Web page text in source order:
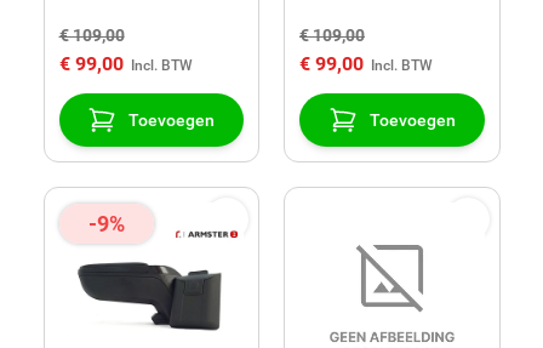
€ 109,00
€ 99,00
Toevoegen
€ 109,00
€ 99,00
Toevoegen
-9%